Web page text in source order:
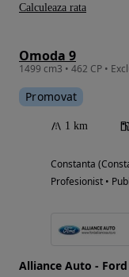
Omoda 9
1499 cm3 • 462 CP •
Promovat
1 km
Constanta
Profesionist •
Alliance Auto - Ford
Calculeaza rata